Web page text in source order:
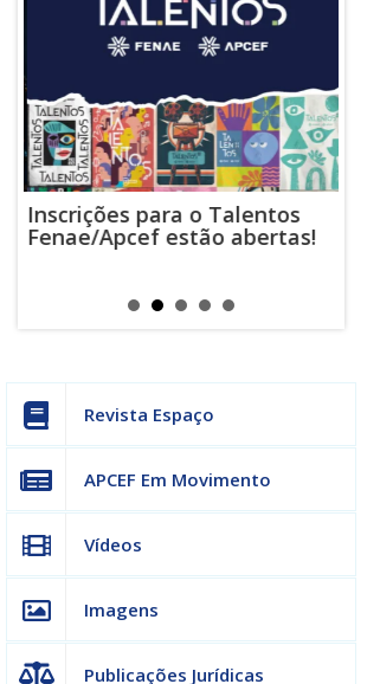
Inscrições para o Talentos
Fenae/Apcef estão abertas!
Revista Espaço
APCEF Em Movimento
Vídeos
Imagens
Publicações Jurídicas